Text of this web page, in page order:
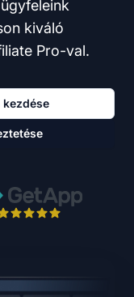
kiváló
Pro-val.